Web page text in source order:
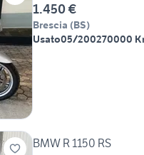
1.450 €
Brescia (BS)
Usato05/200270000
BMW R 1150 RS